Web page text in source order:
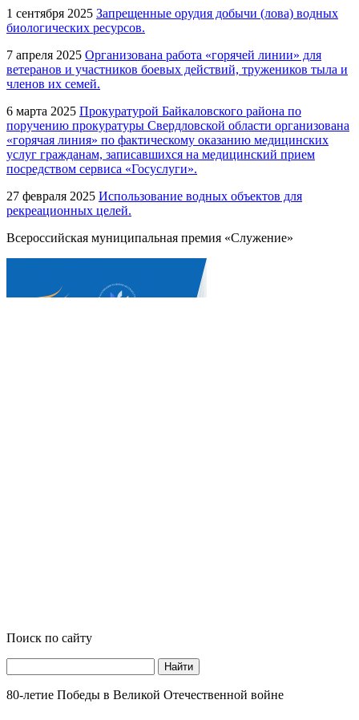
1 сентября 2025 Запрещенные орудия добычи (лова) водных
биологических ресурсов.
7 апреля 2025 Организована работа «горячей линии» для
ветеранов и участников боевых действий, тружеников тыла и
членов их семей.
6 марта 2025 Прокуратурой Байкаловского района по
поручению прокуратуры Свердловской области организована
«горячая линия» по фактическому оказанию медицинских
услуг гражданам, записавшихся на медицинский прием
посредством сервиса «Госуслуги».
27 февраля 2025 Использование водных объектов для
рекреационных целей.
Всероссийская муниципальная премия «Служение»
Поиск по сайту
Найти
80-летие Победы в Великой Отечественной войне